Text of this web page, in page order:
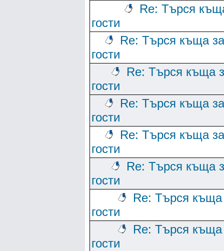
Re: Търся
гости
Re: Търся къща за
гости
Re: Търся къща
гости
Re: Търся къща за
гости
Re: Търся къща за
гости
Re: Търся къща
гости
Re: Търся къща
гости
Re: Търся къща
гости